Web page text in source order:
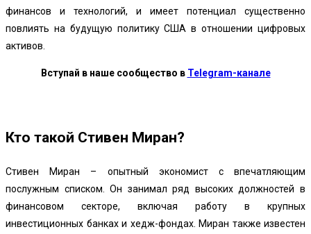
финансов и технологий, и имеет потенциал существенно
повлиять на будущую политику США в отношении цифровых
активов.
Вступай в наше сообщество в Telegram-канале
Кто такой Стивен Миран?
Стивен Миран – опытный экономист с впечатляющим
послужным списком. Он занимал ряд высоких должностей в
финансовом секторе, включая работу в крупных
инвестиционных банках и хедж-фондах. Миран также известен